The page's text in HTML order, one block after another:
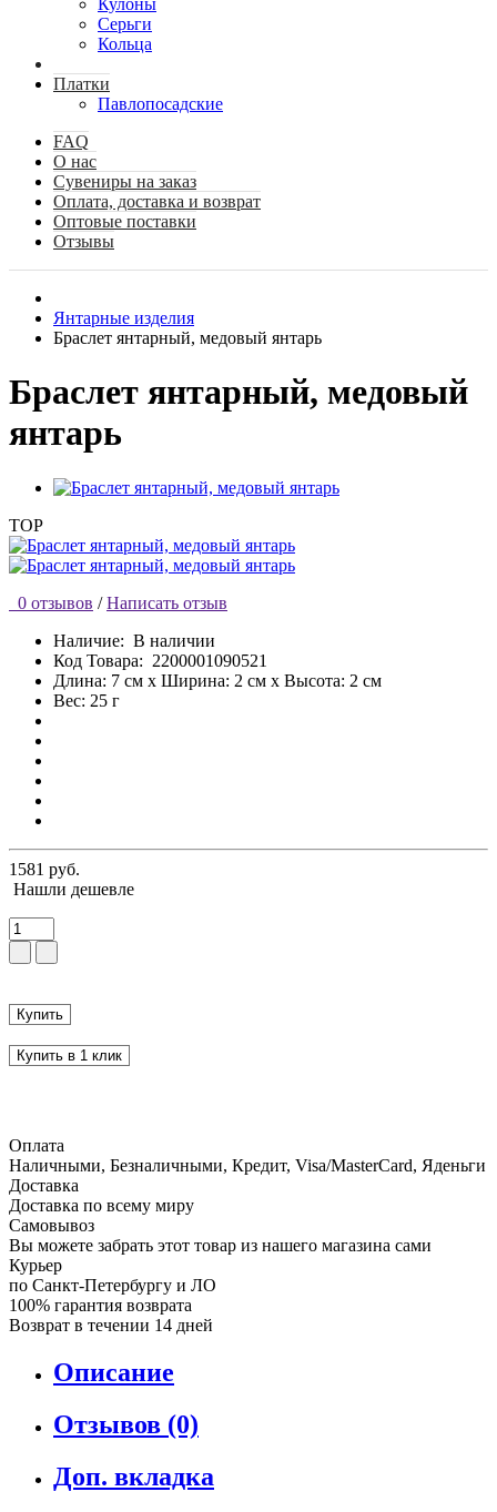
Кулоны
Серьги
Кольца
Платки
Павлопосадские
FAQ
О нас
Сувениры на заказ
Оплата, доставка и возврат
Оптовые поставки
Отзывы
Янтарные изделия
Браслет янтарный, медовый янтарь
Браслет янтарный, медовый
янтарь
TOP
0 отзывов / Написать отзыв
Наличие: В наличии
Код Товара: 2200001090521
Длина: 7 см x Ширина: 2 см x Высота: 2 см
Вес: 25 г
1581 руб.
Нашли дешевле
Купить
Купить в 1 клик
Оплата
Наличными, Безналичными, Кредит, Visa/MasterCard, Яденьги
Доставка
Доставка по всему миру
Самовывоз
Вы можете забрать этот товар из нашего магазина сами
Курьер
по Санкт-Петербургу и ЛО
100% гарантия возврата
Возврат в течении 14 дней
Описание
Отзывов (0)
Доп. вкладка